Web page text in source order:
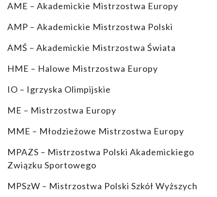
AME – Akademickie Mistrzostwa Europy
AMP – Akademickie Mistrzostwa Polski
AMŚ – Akademickie Mistrzostwa Świata
HME – Halowe Mistrzostwa Europy
IO – Igrzyska Olimpijskie
ME – Mistrzostwa Europy
MME – Młodzieżowe Mistrzostwa Europy
MPAZS – Mistrzostwa Polski Akademickiego
Związku Sportowego
MPSzW – Mistrzostwa Polski Szkół Wyższych